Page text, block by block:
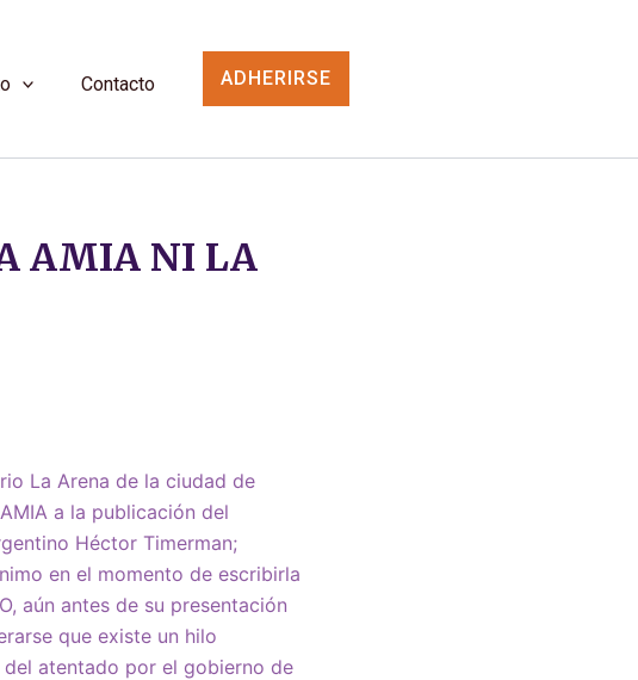
Contacto ADHERIRSE
AMIA NI LA
La Arena de la ciudad de
a la publicación del
Héctor Timerman;
en el momento de escribirla
aún antes de su presentación
que existe un hilo
atentado por el gobierno de